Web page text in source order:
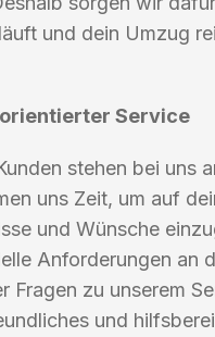
und dein Umzug
Service
stehen bei uns
uns Zeit, um auf
und Wünsche
Anforderungen an
Fragen zu unserem
und